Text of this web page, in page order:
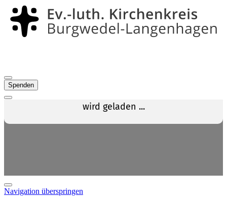
Spenden
Navigation überspringen